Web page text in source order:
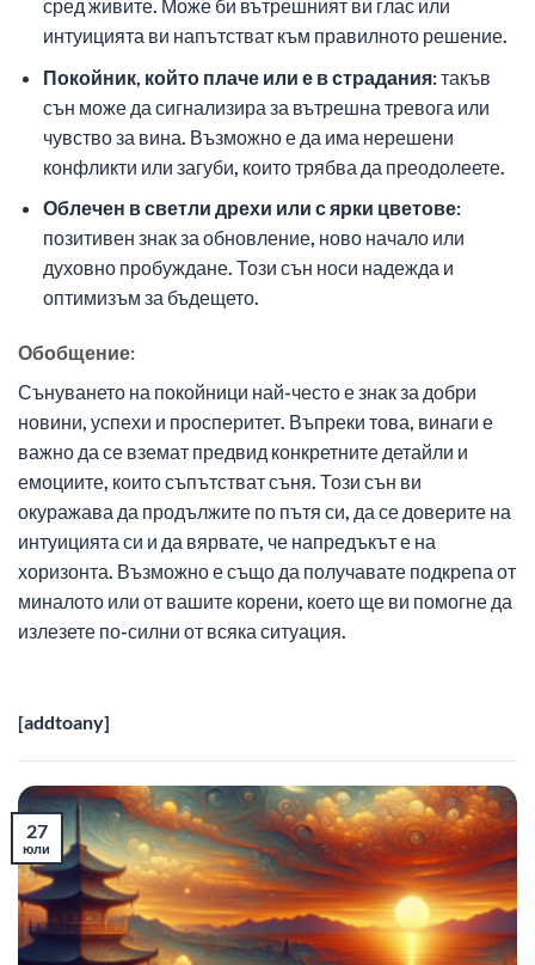
сред живите. Може би вътрешният ви глас или
интуицията ви напътстват към правилното решение.
Покойник, който плаче или е в страдания:такъв
сън може да сигнализира за вътрешна тревога или
чувство за вина. Възможно е да има нерешени
конфликти или загуби, които трябва да преодолеете.
Облечен в светли дрехи или с ярки цветове:
позитивен знак за обновление, ново начало или
духовно пробуждане. Този сън носи надежда и
оптимизъм за бъдещето.
Обобщение:
Сънуването на покойници най-често е знак за добри
новини, успехи и просперитет. Въпреки това, винаги е
важно да се вземат предвид конкретните детайли и
емоциите, които съпътстват съня. Този сън ви
окуражава да продължите по пътя си, да се доверите на
интуицията си и да вярвате, че напредъкът е на
хоризонта. Възможно е също да получавате подкрепа от
миналото или от вашите корени, което ще ви помогне да
излезете по-силни от всяка ситуация.
[addtoany]
27
юли